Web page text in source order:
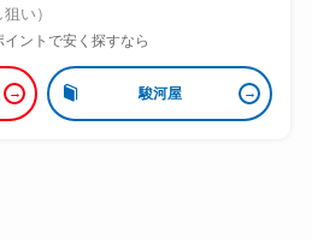
い）
ントで安く探すなら
駿河屋